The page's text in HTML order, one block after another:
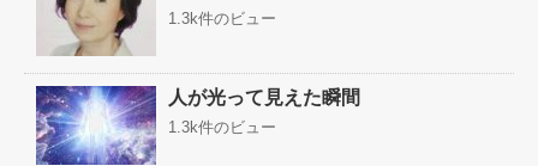
1.3k件のビュー
人が光って見えた瞬間
1.3k件のビュー